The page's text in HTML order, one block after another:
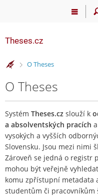
Theses.cz
>
O Theses
O Theses
Systém Theses.cz slouží k
a absolventských pracích
vysokých a vyšších
Slovensku. Jsou mezi nimi
Zároveň se jedná o registr
mohou být veřejně
komu zpřístupní metadata
studentům či pracovníkům